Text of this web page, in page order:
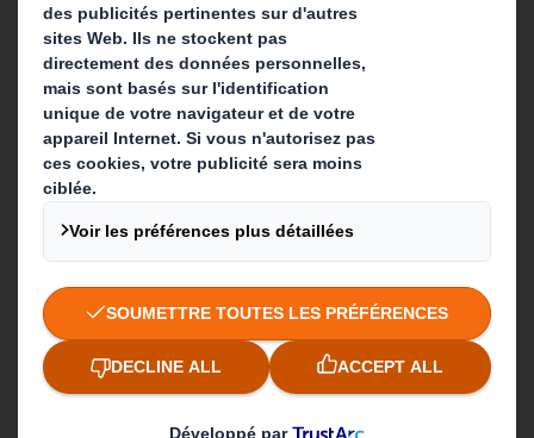
Nos implantations
Contactez-nous
Suivez-nous